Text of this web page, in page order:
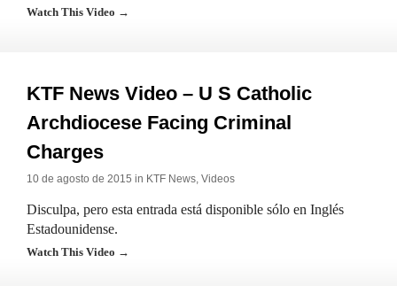
Watch This Video →
KTF News Video – U S Catholic
Archdiocese Facing Criminal
Charges
10 de agosto de 2015 in KTF News, Videos
Disculpa, pero esta entrada está disponible sólo en Inglés
Estadounidense.
Watch This Video →